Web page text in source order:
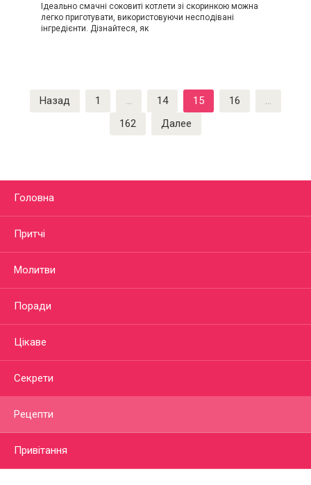
Ідеально смачні соковиті котлети зі скоринкою можна
легко приготувати, використовуючи несподівані
інгредієнти. Дізнайтеся, як
Пагинация
записей
Назад 1 … 14 15 16
…
162
Далее
Головна
Притчі
Молитви
Поради
Цікаве
Секрети
Рецепти
Привітання